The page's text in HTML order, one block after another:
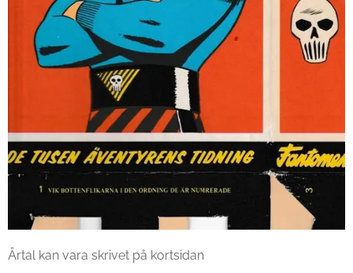
Årtal kan vara skrivet på kortsidan